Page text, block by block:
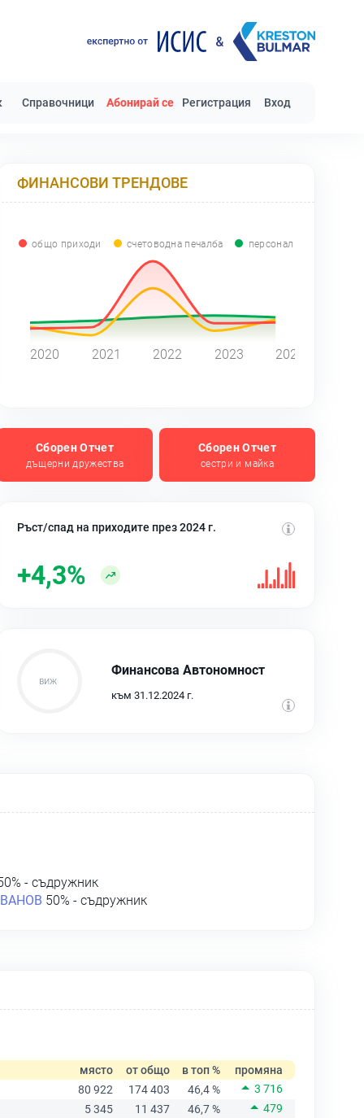
Справочници Абонирай се Регистрация Вход
ФИНАНСОВИ ТРЕНДОВЕ
общо приходи счетоводна печалба персонал
2020 2021 2022 2023 2024
Сборен Отчет
дъщерни дружества
Сборен Отчет
сестри и майка
Ръст/спад на приходите през 2024 г.
+4,3%
Финансова Автономност
към 31.12.2024 г.
- съдружник
50% - съдружник
място от общо в топ %
промяна
80 922
174 403 46,4 %
3 716
5 345
11 437 46,7 %
479